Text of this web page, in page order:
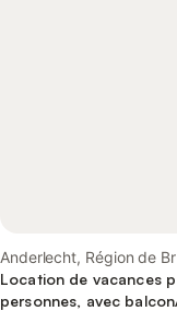
Anderlecht, Région de
Location de vacances
personnes, avec